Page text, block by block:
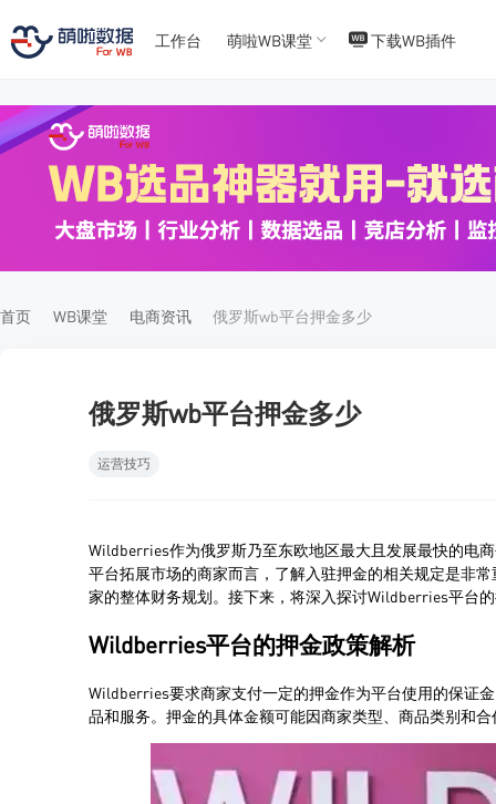
45
工作台 萌啦WB课堂 下载WB插件
首页 WB课堂 电商资讯 俄罗斯wb平台押金多少
俄罗斯wb平台押金多少
运营技巧